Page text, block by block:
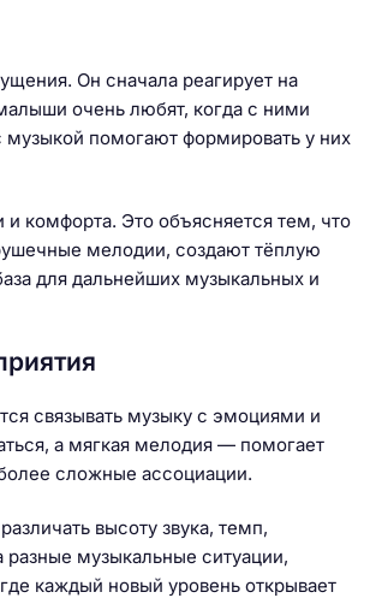
Он сначала реагирует на
очень любят, когда с ними
помогают формировать у них
комфорта. Это объясняется тем, что
мелодии, создают тёплую
для дальнейших музыкальных и
связывать музыку с эмоциями и
а мягкая мелодия — помогает
сложные ассоциации.
высоту звука, темп,
музыкальные ситуации,
каждый новый уровень открывает